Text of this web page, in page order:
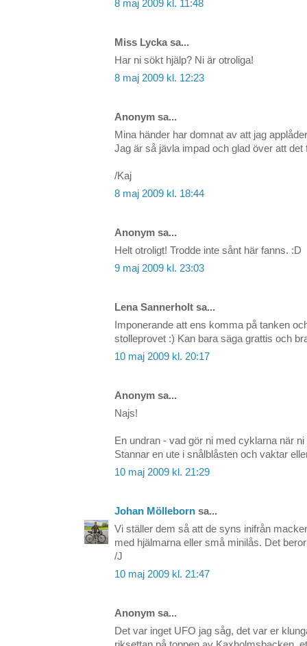
8 maj 2009 kl. 11:48
Miss Lycka sa...
Har ni sökt hjälp? Ni är otroliga!
8 maj 2009 kl. 12:23
Anonym sa...
Mina händer har domnat av att jag
Jag är så jävla impad och glad över att
/Kaj
8 maj 2009 kl. 18:44
Anonym sa...
Helt otroligt! Trodde inte sånt här fanns. :D
9 maj 2009 kl. 23:03
Lena Sannerholt sa...
Imponerande att ens komma på tanken
stolleprovet :) Kan bara säga grattis och
10 maj 2009 kl. 20:17
Anonym sa...
Najs!
En undran - vad gör ni med cyklarna när
Stannar en ute i snålblåsten och vaktar
10 maj 2009 kl. 21:29
Johan Mölleborn sa...
Vi ställer dem så att de syns inifrån
med hjälmarna eller små minilås. Det
/J
10 maj 2009 kl. 21:47
Anonym sa...
Det var inget UFO jag såg, det var er